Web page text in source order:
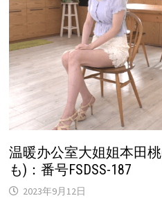
温暖办公室大姐姐本田桃
も)：番号FSDSS-187
2023年9月12日